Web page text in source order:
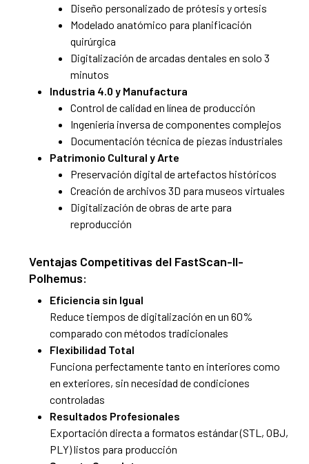
Diseño personalizado de prótesis y ortesis
Modelado anatómico para planificación
quirúrgica
Digitalización de arcadas dentales en solo 3
minutos
Industria 4.0 y Manufactura
Control de calidad en línea de producción
Ingeniería inversa de componentes complejos
Documentación técnica de piezas industriales
Patrimonio Cultural y Arte
Preservación digital de artefactos históricos
Creación de archivos 3D para museos virtuales
Digitalización de obras de arte para
reproducción
Ventajas Competitivas del FastScan-II-
Polhemus:
Eficiencia sin Igual
Reduce tiempos de digitalización en un 60%
comparado con métodos tradicionales
Flexibilidad Total
Funciona perfectamente tanto en interiores como
en exteriores, sin necesidad de condiciones
controladas
Resultados Profesionales
Exportación directa a formatos estándar (STL, OBJ,
PLY) listos para producción